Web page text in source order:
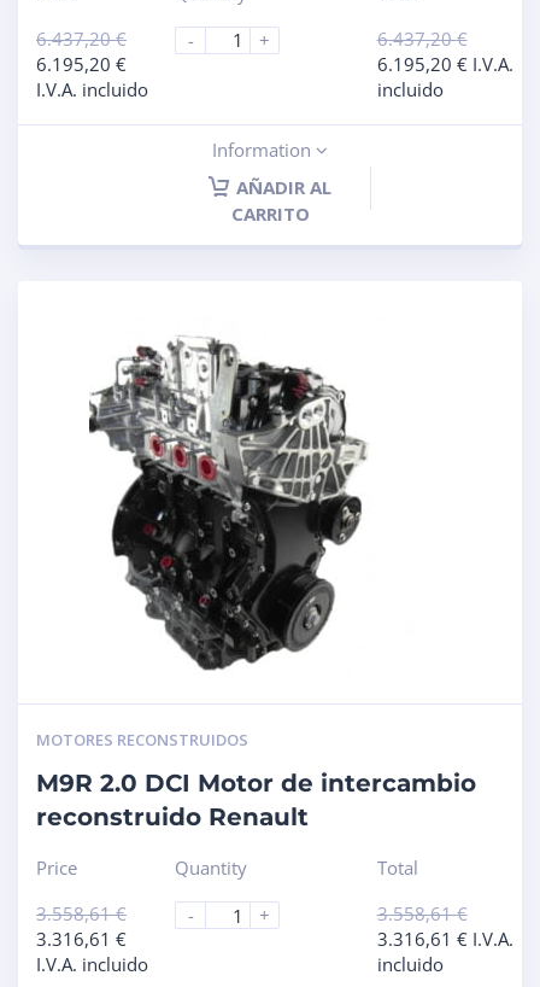
6.437,20€
6.195,20 €
I.V.A. incluido
-
+
6.437,20€
6.195,20 € I.V.A.
incluido
Information
AÑADIR AL
CARRITO
MOTORES RECONSTRUIDOS
M9R 2.0 DCI Motor de intercambio
reconstruido Renault
Price
3.558,61€
3.316,61 €
I.V.A. incluido
Quantity
-
+
Total
3.558,61€
3.316,61 € I.V.A.
incluido